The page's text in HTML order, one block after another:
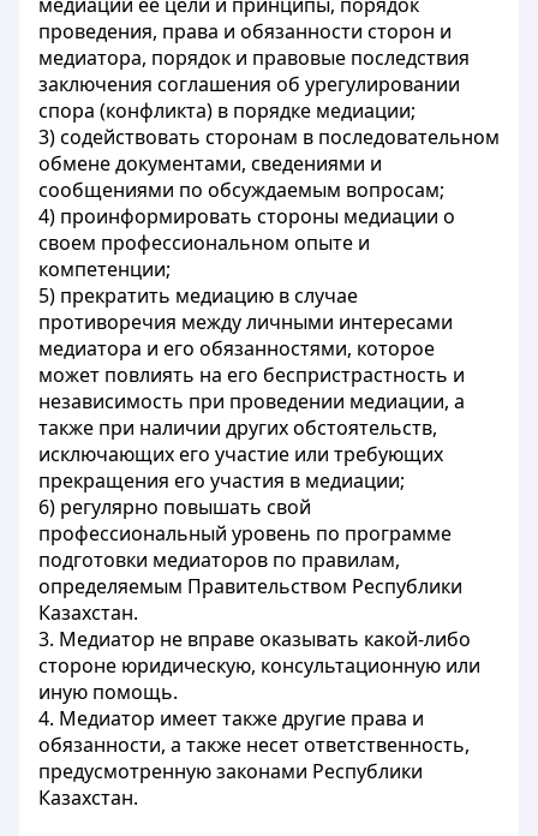
проведения, права и обязанности сторон и
медиатора, порядок и правовые последствия
заключения соглашения об урегулировании
спора (конфликта) в порядке медиации;
3) содействовать сторонам в последовательном
обмене документами, сведениями и
сообщениями по обсуждаемым вопросам;
4) проинформировать стороны медиации о
своем профессиональном опыте и
компетенции;
5) прекратить медиацию в случае
противоречия между личными интересами
медиатора и его обязанностями, которое
может повлиять на его беспристрастность и
независимость при проведении медиации, а
также при наличии других обстоятельств,
исключающих его участие или требующих
прекращения его участия в медиации;
6) регулярно повышать свой
профессиональный уровень по программе
подготовки медиаторов по правилам,
определяемым Правительством Республики
Казахстан.
3. Медиатор не вправе оказывать какой-либо
стороне юридическую, консультационную или
иную помощь.
4. Медиатор имеет также другие права и
обязанности, а также несет ответственность,
предусмотренную законами Республики
Казахстан.